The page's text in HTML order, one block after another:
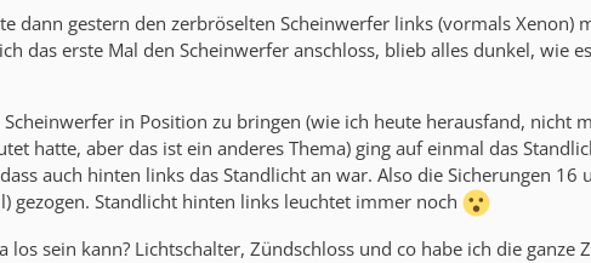
dann gestern den zerbröselten Scheinwerfer links (vormals Xenon)
das erste Mal den Scheinwerfer anschloss, blieb alles dunkel, wie
in Position zu bringen (wie ich heute herausfand, nicht
hatte, aber das ist ein anderes Thema) ging auf einmal das
auch hinten links das Standlicht an war. Also die Sicherungen 16
gezogen. Standlicht hinten links leuchtet immer noch
los sein kann? Lichtschalter, Zündschloss und co habe ich die ganze